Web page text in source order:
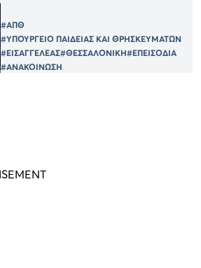
#ΑΠΘ
#ΥΠΟΥΡΓΕΙΟ ΠΑΙΔΕΙΑΣ ΚΑΙ ΘΡΗΣΚΕΥΜΑΤΩΝ
#ΕΙΣΑΓΓΕΛΕΑΣ#ΘΕΣΣΑΛΟΝΙΚΗ#ΕΠΕΙΣΟΔΙΑ
#ΑΝΑΚΟΙΝΩΣΗ